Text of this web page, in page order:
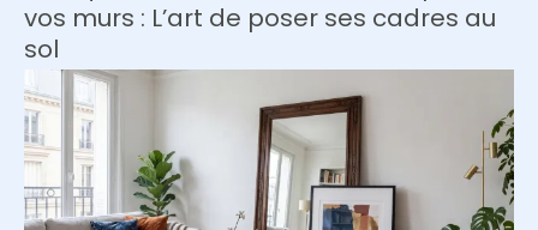
“cadre
dans
le
cadre”
valorise
un
petit
vos murs : L’art de poser ses cadres au
sol